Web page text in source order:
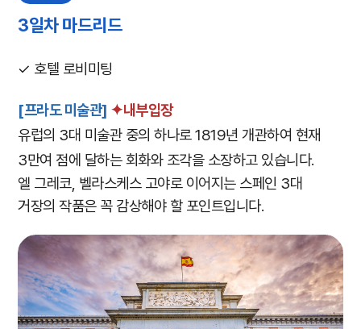
3일차 마드리드
✓ 호텔 로비미팅
[프라도 미술관] ✦내부입장
유럽의 3대 미술관 중의 하나로 1819년 개관하여 현재
3만여 점에 달하는 회화와 조각을 소장하고 있습니다.
엘 그레코, 벨라스케스 고야로 이어지는 스페인 3대
거장의 작품은 꼭 감상해야 할 포인트입니다.